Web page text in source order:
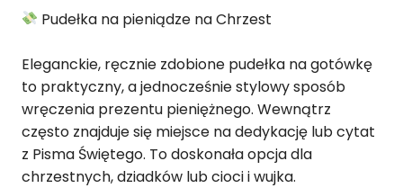
Pudełka na pieniądze na Chrzest
Eleganckie, ręcznie zdobione pudełka na gotówkę
to praktyczny, a jednocześnie stylowy sposób
wręczenia prezentu pieniężnego. Wewnątrz
często znajduje się miejsce na dedykację lub cytat
z Pisma Świętego. To doskonała opcja dla
chrzestnych, dziadków lub cioci i wujka.